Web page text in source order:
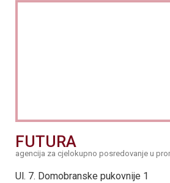
FUTURA
agencija za cjelokupno posredovanje u
Ul. 7. Domobranske pukovnije 1